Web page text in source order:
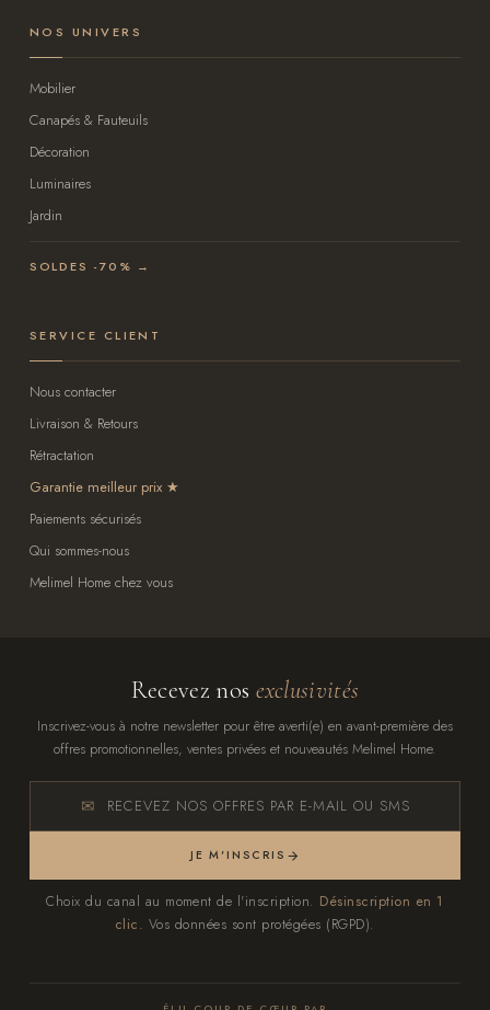
NOS UNIVERS
Mobilier
Canapés & Fauteuils
Décoration
Luminaires
Jardin
SOLDES -70% →
SERVICE CLIENT
Nous contacter
Livraison & Retours
Rétractation
Garantie meilleur prix
Paiements sécurisés
Qui sommes-nous
Melimel Home chez vous
Recevez nos exclusivités
Inscrivez-vous à notre newsletter pour être averti(e) en avant-première des
offres promotionnelles, ventes privées et nouveautés Melimel Home.
RECEVEZ NOS OFFRES PAR E-MAIL OU SMS
JE M'INSCRIS
Choix du canal au moment de l'inscription. Désinscription en 1
clic. Vos données sont protégées (RGPD).